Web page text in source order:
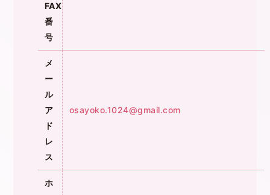
FAX
番
号
メ
ー
ル
ア
ド
レ
ス
osayoko.1024@gmail.com
ホ